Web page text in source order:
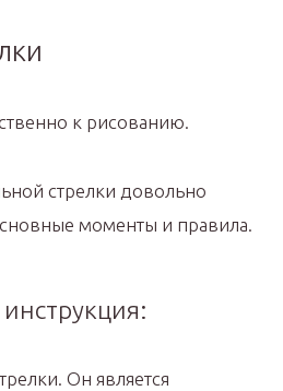
к рисованию.
стрелки довольно
моменты и правила.
Он является